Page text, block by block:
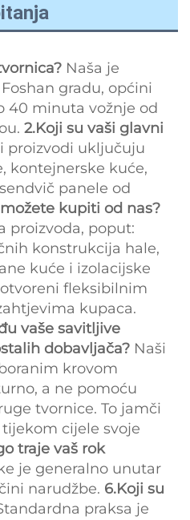
Naša je
gradu, općini
40 minuta vožnje od
2.Koji su vaši glavni
proizvodi uključuju
kontejnerske kuće,
panele od
proizvoda, poput:
konstrukcija
kuće i izolacijske
fleksibilnim
kupaca.
vaše savitljive
dobavljača? Naši
krovom
a ne pomoću
tvornice. To jamči
cijele svoje
traje vaš rok
je generalno unutar
narudžbe. 6.Koji su
praksa je